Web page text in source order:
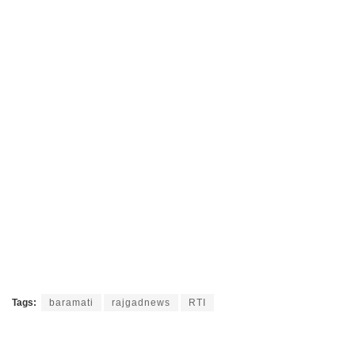
Tags: baramati rajgadnews RTI